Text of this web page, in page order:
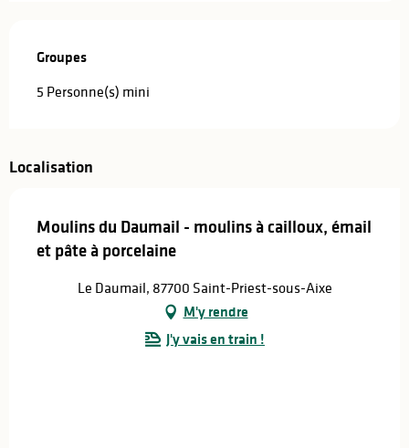
Groupes
Groupes
5 Personne(s) mini
Localisation
Moulins du Daumail - moulins à cailloux, émail
et pâte à porcelaine
Le Daumail, 87700 Saint-Priest-sous-Aixe
M'y rendre
J'y vais en train !